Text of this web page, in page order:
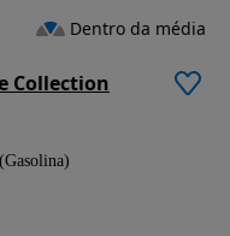
Collection
Dentro da média